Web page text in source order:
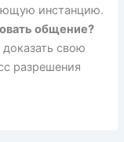
инстанцию.
общение?
свою
разрешения